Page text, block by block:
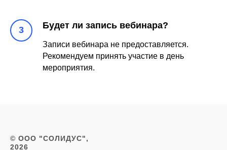
Будет ли запись вебинара?
Записи вебинара не предоставляется.
Рекомендуем принять участие в день
мероприятия.
© ООО "СОЛИДУС",
2026